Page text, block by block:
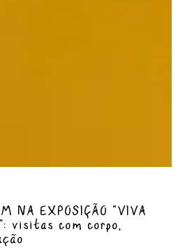
NA EXPOSIÇÃO “VIVA
visitas com corpo,